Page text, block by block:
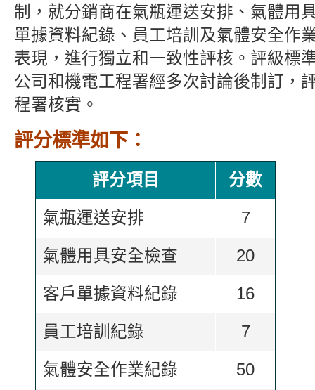
制，就分銷商在氣瓶運送安排、氣體用
單據資料紀錄、員工培訓及氣體安全作
表現，進行獨立和一致性評核。評級標
公司和機電工程署經多次討論後制訂，
程署核實。
評分標準如下：
評分項目 分數
氣瓶運送安排 7
氣體用具安全檢查 20
客戶單據資料紀錄 16
員工培訓紀錄 7
氣體安全作業紀錄 50